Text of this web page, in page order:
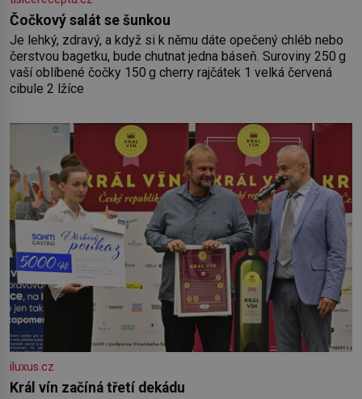
Čočkový salát se šunkou
Je lehký, zdravý, a když si k němu dáte opečený chléb nebo
čerstvou bagetku, bude chutnat jedna báseň. Suroviny 250 g
vaší oblíbené čočky 150 g cherry rajčátek 1 velká červená
cibule 2 lžíce
iluxus.cz
Král vín začíná třetí dekádu